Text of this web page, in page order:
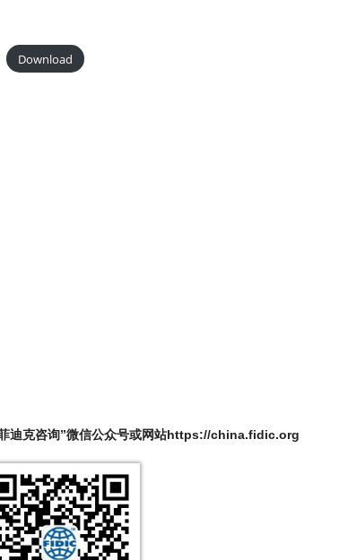
Download
迪克咨询”微信公众号或网站https://china.fidic.org